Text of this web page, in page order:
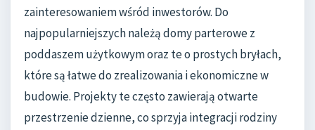
zainteresowaniem wśród inwestorów. Do
najpopularniejszych należą domy parterowe z
poddaszem użytkowym oraz te o prostych bryłach,
które są łatwe do zrealizowania i ekonomiczne w
budowie. Projekty te często zawierają otwarte
przestrzenie dzienne, co sprzyja integracji rodziny